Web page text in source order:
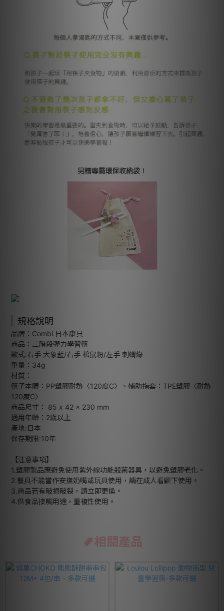
規格說明
品牌：Combi 日本康貝
商品：三階段彈力學習筷
款式:右手 大象藍/右手 松鼠粉/左手 刺蝟綠
重量：34g
材質：
筷子本體：PP塑膠耐熱〈120度C〉、輔助指套：TPE塑膠〈耐熱
120度C〉
商品尺寸： 85 x 42 x 230 mm
適用年齡：2歲以上
產地:日本
保存期限:10年
【注意事項】
1.塑膠製品應避免使用紫外線功能殺菌器具，以避免塑膠老化。
2.餐具不能當作安撫奶嘴或玩具使用，請在成人看顧下使用。
3.商品若有破損破裂，請立即更換。
4.供食品接觸用途，重複性使用。
相關產品